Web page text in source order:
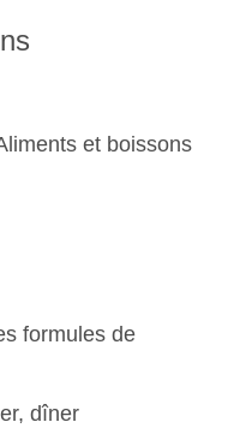
septembre et
frais, parasols :
commercial, mini-
/ VISA,
formules de
dîner